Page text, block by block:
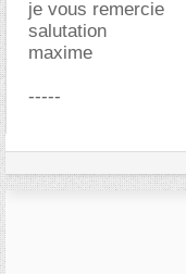
je vous remercie
salutation
maxime
-----